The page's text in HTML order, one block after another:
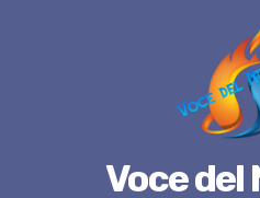
Voce del